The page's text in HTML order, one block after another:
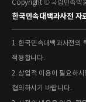
Copyright © 국립민속박
한국민속대백과사전 자
1. 한국민속대백과사전의
적용합니다.
2. 상업적 이용이 필요하
협의하시기 바랍니다.